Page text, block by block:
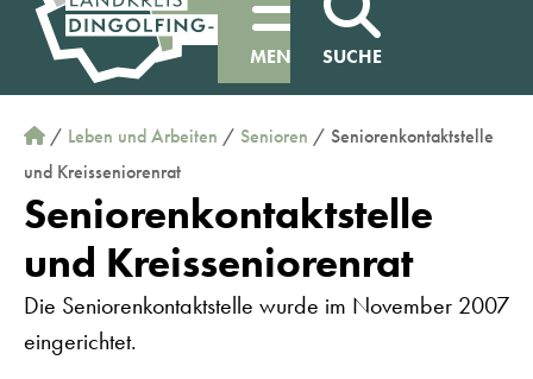
MENÜ SUCHE
/ Leben und Arbeiten / Senioren / Seniorenkontaktstelle
und Kreisseniorenrat
Seniorenkontaktstelle
und Kreisseniorenrat
Die Seniorenkontaktstelle wurde im November 2007
eingerichtet.